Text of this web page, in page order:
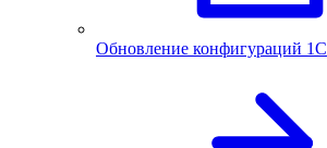
Обновление конфигураций 1С